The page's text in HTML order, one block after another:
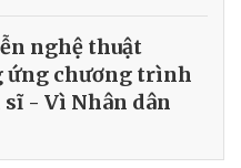
nghệ thuật
ứng chương trình
- Vì Nhân dân